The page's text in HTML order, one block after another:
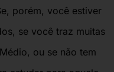
porém, você estiver
se você traz muitas
ou se não tem